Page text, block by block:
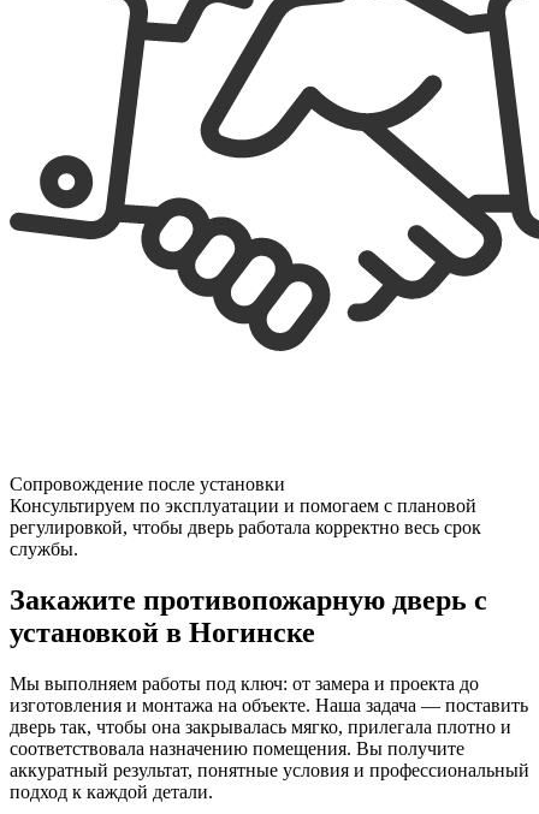
Сопровождение после установки
Консультируем по эксплуатации и помогаем с плановой
регулировкой, чтобы дверь работала корректно весь срок
службы.
Закажите противопожарную дверь с
установкой в Ногинске
Мы выполняем работы под ключ: от замера и проекта до
изготовления и монтажа на объекте. Наша задача — поставить
дверь так, чтобы она закрывалась мягко, прилегала плотно и
соответствовала назначению помещения. Вы получите
аккуратный результат, понятные условия и профессиональный
подход к каждой детали.